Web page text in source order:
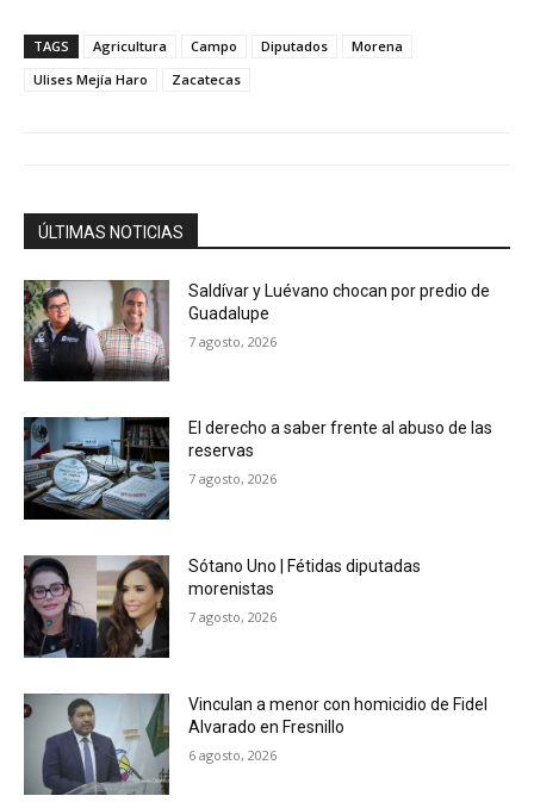
TAGS Agricultura Campo Diputados
Morena
Ulises Mejía Haro
Zacatecas
ÚLTIMAS NOTICIAS
Saldívar y Luévano chocan por predio de
Guadalupe
7 agosto, 2026
El derecho a saber frente al abuso de las
reservas
7 agosto, 2026
Sótano Uno | Fétidas diputadas
morenistas
7 agosto, 2026
Vinculan a menor con homicidio de Fidel
Alvarado en Fresnillo
6 agosto, 2026